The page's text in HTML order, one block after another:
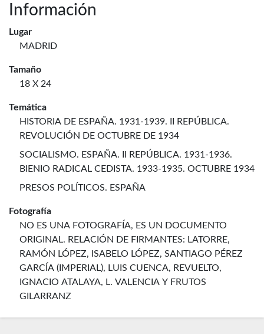
Información
Lugar
MADRID
Tamaño
18 X 24
Temática
HISTORIA DE ESPAÑA. 1931-1939. II REPÚBLICA.
REVOLUCIÓN DE OCTUBRE DE 1934
SOCIALISMO. ESPAÑA. II REPÚBLICA. 1931-1936.
BIENIO RADICAL CEDISTA. 1933-1935. OCTUBRE 1934
PRESOS POLÍTICOS. ESPAÑA
Fotografía
NO ES UNA FOTOGRAFÍA, ES UN DOCUMENTO
ORIGINAL. RELACIÓN DE FIRMANTES: LATORRE,
RAMÓN LÓPEZ, ISABELO LÓPEZ, SANTIAGO PÉREZ
GARCÍA (IMPERIAL), LUIS CUENCA, REVUELTO,
IGNACIO ATALAYA, L. VALENCIA Y FRUTOS
GILARRANZ